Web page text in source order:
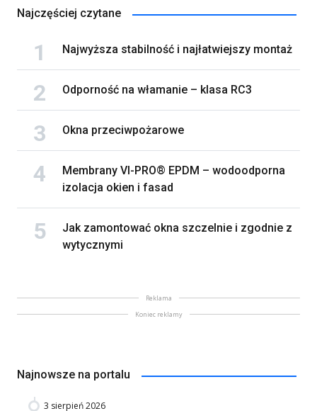
Najczęściej czytane
Najwyższa stabilność i najłatwiejszy montaż
Odporność na włamanie – klasa RC3
Okna przeciwpożarowe
Membrany VI-PRO® EPDM – wodoodporna
izolacja okien i fasad
Jak zamontować okna szczelnie i zgodnie z
wytycznymi
Reklama
Koniec reklamy
Najnowsze na portalu
3 sierpień 2026